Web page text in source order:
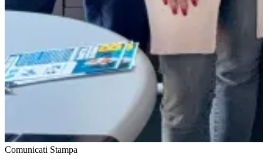
Comunicati Stampa